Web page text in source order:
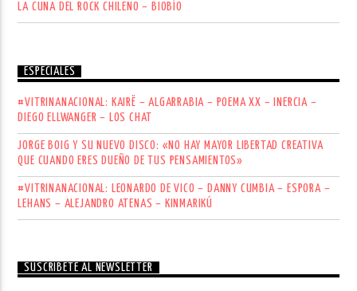
LA CUNA DEL ROCK CHILENO – BIOBÍO
ESPECIALES
#VITRINANACIONAL: KAIRË – ALGARRABIA – POEMA XX – INERCIA –
DIEGO ELLWANGER – LOS CHAT
JORGE BOIG Y SU NUEVO DISCO: «NO HAY MAYOR LIBERTAD CREATIVA
QUE CUANDO ERES DUEÑO DE TUS PENSAMIENTOS»
#VITRINANACIONAL: LEONARDO DE VICO – DANNY CUMBIA – ESPORA –
LEHANS – ALEJANDRO ATENAS – KINMARIKÚ
SUSCRÍBETE AL NEWSLETTER